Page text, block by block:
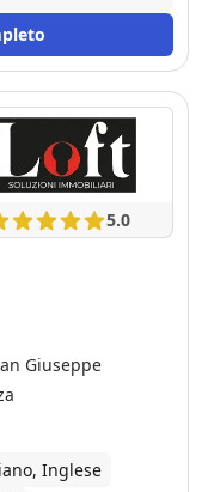
per i suoi
grazie a uno
5.0
Giuseppe
Inglese